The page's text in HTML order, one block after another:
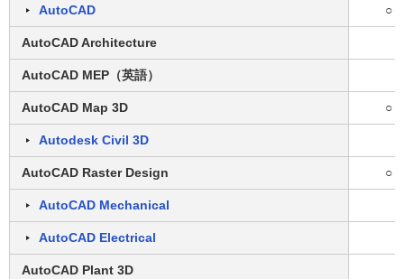
AutoCAD ○
AutoCAD Architecture
AutoCAD MEP（英語）
AutoCAD Map 3D ○
Autodesk Civil 3D
AutoCAD Raster Design ○
AutoCAD Mechanical
AutoCAD Electrical
AutoCAD Plant 3D